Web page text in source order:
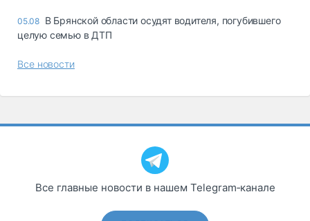
05.08 В Брянской области осудят водителя, погубившего
целую семью в ДТП
Все новости
Все главные новости в нашем Telegram‑канале